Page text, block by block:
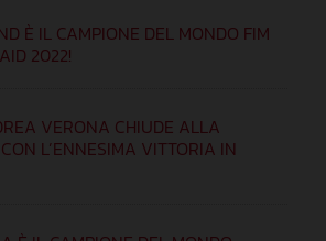
È IL CAMPIONE DEL MONDO FIM
2022!
VERONA CHIUDE ALLA
L’ENNESIMA VITTORIA IN